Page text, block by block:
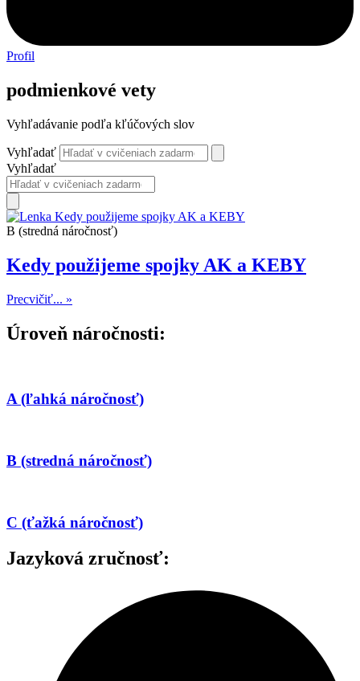
Profil
podmienkové vety
Vyhľadávanie podľa kľúčových slov
Vyhľadať
Vyhľadať
B (stredná náročnosť)
Kedy použijeme spojky AK a KEBY
Precvičiť... »
Úroveň náročnosti:
A (ľahká náročnosť)
B (stredná náročnosť)
C (ťažká náročnosť)
Jazyková zručnosť: